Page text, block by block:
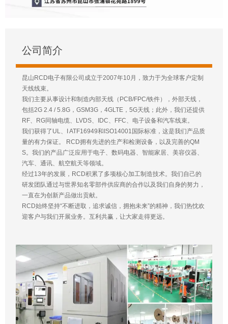
公司简介
昆山RCD电子有限公司成立于2007年10月，致力于为全球客户定制
天线线束。
我们主要从事设计和制造内部天线（PCB/FPC/铁件），外部天线，
包括2G 2.4 / 5.8G，GSM3G，4GLTE，5G天线；此外，我们还提供
RF、RG同轴电缆、LVDS、IDC、FFC、电子设备和汽车线束。
我们获得了UL、I ATF16949和ISO14001国际标准，这是我们产品质
量的有力保证。 RCD拥有先进的生产和检测设备，以及完善的QM
S。我们的产品广泛应用于电子、数码电器、智能家居、美容仪器、
汽车、通讯、航空航天等领域。
经过13年的发展，RCD积累了多项核心加工制造技术。我们自己的
研发团队通过与世界知名零部件供应商的合作以及我们自身的努力，
一直在为创新产品做出贡献。
RCD始终坚持“不断进取，追求诚信，拥抱未来”的精神，我们热忱欢
迎客户与我们开展业务。互利共赢，让大家走得更远。